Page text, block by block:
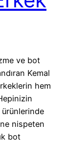
ve bot
Kemal
hem
nispeten
bot